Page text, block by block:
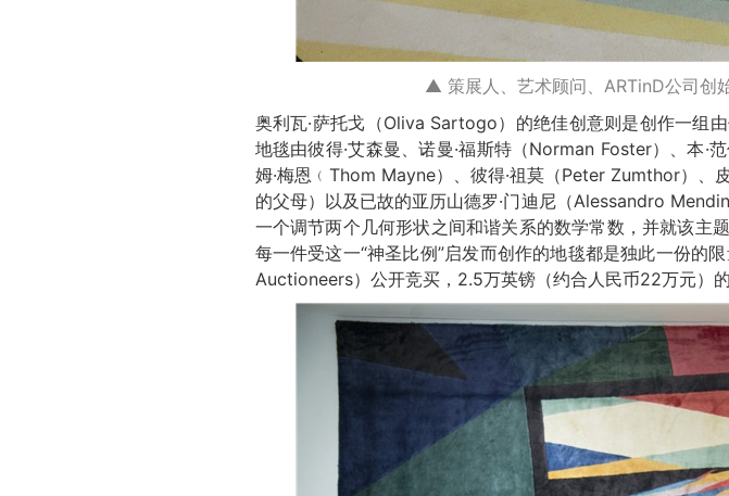
▲ 策展人、艺术顾问、ARTinD公司创
奥利瓦·萨托戈（Oliva Sartogo）的绝佳创意则是创作一组
地毯由彼得·艾森曼、诺曼·福斯特（Norman Foster）、本
姆·梅恩﹙Thom Mayne）、彼得·祖莫（Peter Zumthor）
的父母）以及已故的亚历山德罗·门迪尼（Alessandro
一个调节两个几何形状之间和谐关系的数学常数，并就该主
每一件受这一“神圣比例”启发而创作的地毯都是独此一份的
Auctioneers）公开竞买，2.5万英镑（约合人民币22万元）